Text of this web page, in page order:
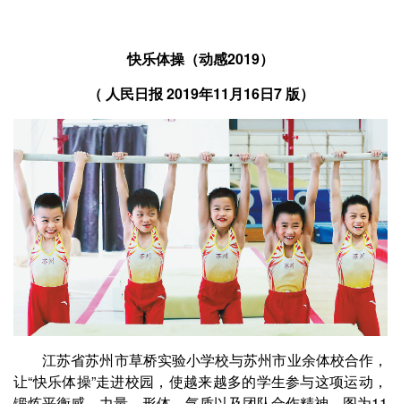
快乐体操（动感2019）
（ 人民日报2019年11月16日7 版）
江苏省苏州市草桥实验小学校与苏州市业余体校合作，
让“快乐体操”走进校园，使越来越多的学生参与这项运动，